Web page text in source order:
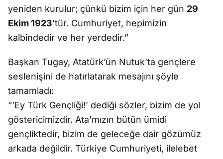
yeniden kurulur; çünkü bizim için her gün 29
Ekim 1923’tür. Cumhuriyet, hepimizin
kalbindedir ve her yerdedir.”
Başkan Tugay, Atatürk’ün Nutuk’ta gençlere
seslenişini de hatırlatarak mesajını şöyle
tamamladı:
“‘Ey Türk Gençliği!’ dediği sözler, bizim de yol
göstericimizdir. Ata’mızın bütün ümidi
gençliktedir, bizim de geleceğe dair gözümüz
arkada değildir. Türkiye Cumhuriyeti, ilelebet